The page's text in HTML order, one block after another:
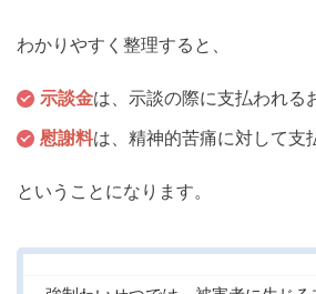
わかりやすく整理すると、
示談金は、示談の際に支払われる
慰謝料は、精神的苦痛に対して支
ということになります。